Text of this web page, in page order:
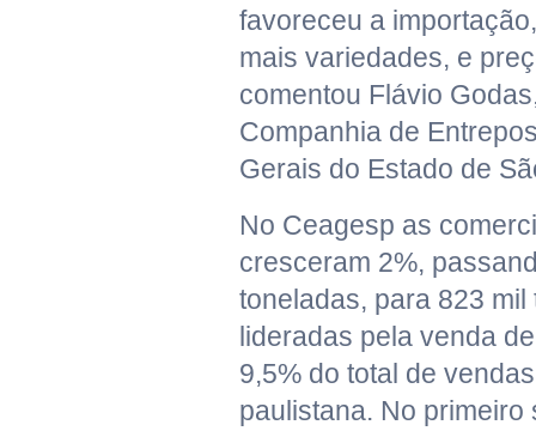
favoreceu a
mais variedades, e
comentou Flávio
Companhia de
Gerais do Estado de
No Ceagesp as
cresceram 2%,
toneladas, para 823 mil
lideradas pela venda
9,5% do total de
paulistana. No